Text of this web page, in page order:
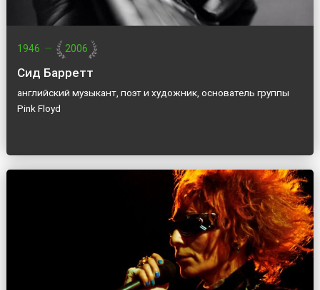
1946 — 2006
Сид Барретт
английский музыкант, поэт и художник, основатель группы
Pink Floyd